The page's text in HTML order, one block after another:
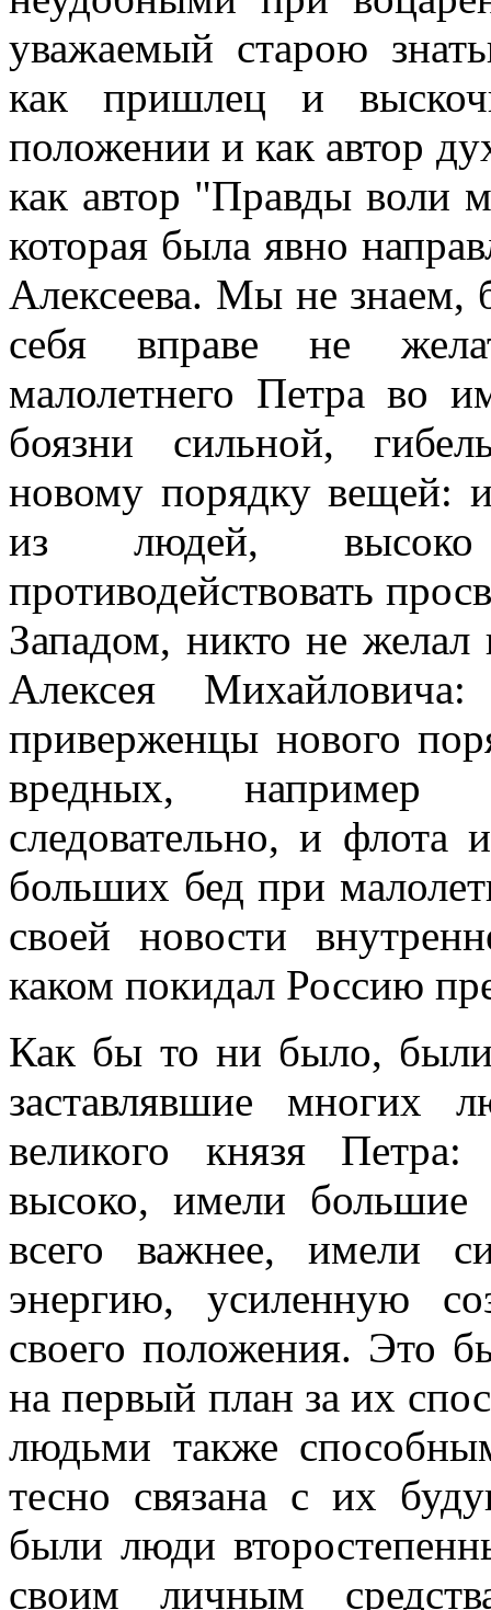
уважаемый старою
как пришлец и
положении и как автор
как автор "Правды воли
которая была явно
Алексеева. Мы не знаем,
себя вправе не
малолетнего Петра во
боязни сильной,
новому порядку вещей:
из людей,
противодействовать
Западом, никто не
Алексея
приверженцы нового
вредных, например
следовательно, и флота
больших бед при
своей новости
каком покидал Россию
Как бы то ни было,
заставлявшие многих
великого князя
высоко, имели большие
всего важнее, имели
энергию, усиленную
своего положения. Это
на первый план за их
людьми также
тесно связана с их
были люди
своим личным